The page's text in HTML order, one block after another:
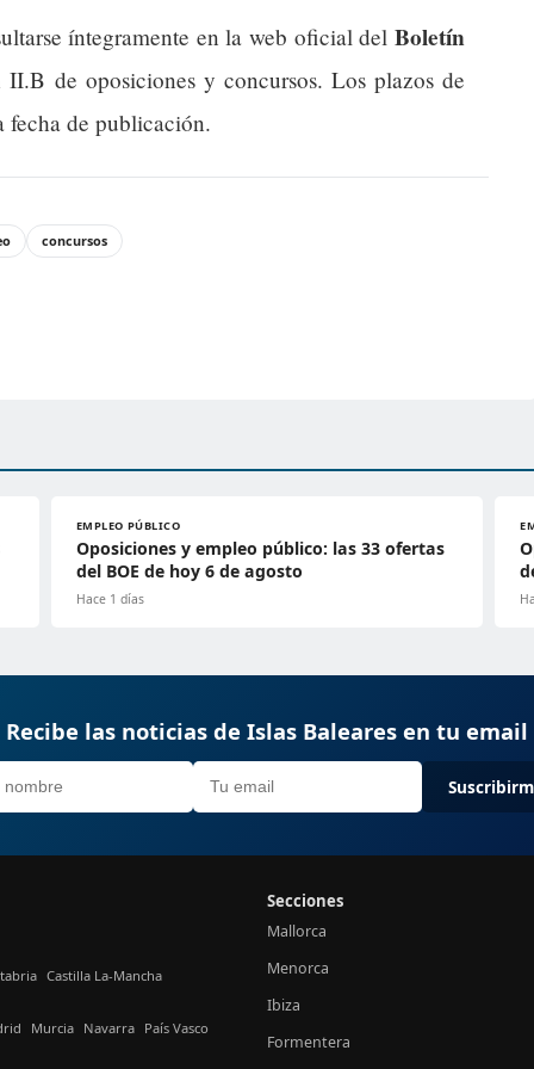
íntegramente en la web oficial del Boletín
II.B de oposiciones y concursos. Los plazos de
fecha de publicación.
concursos
EMPLEO PÚBLICO
Oposiciones y empleo público: las 33 ofertas
del BOE de hoy 6 de agosto
Hace 1 días
Recibe las noticias de Islas Baleares en tu email
Castilla La-Mancha
Murcia Navarra País Vasco
Secciones
Mallorca
Menorca
Ibiza
Formentera